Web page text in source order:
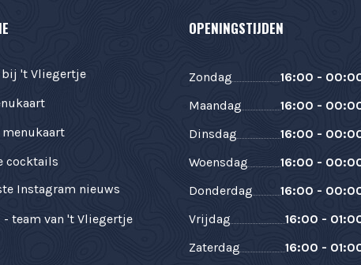
bij 't Vliegertje
menukaart
cocktails
Instagram nieuws
- team van 't Vliegertje
OPENINGSTIJDEN
Zondag
16:00 -
Maandag
16:00 -
Dinsdag
16:00 -
Woensdag
16:00 -
Donderdag
16:00 -
Vrijdag
16:00 -
Zaterdag
16:00 -